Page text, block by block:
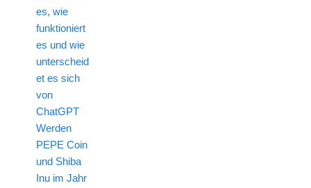
es, wie
funktioniert
es und wie
unterscheid
et es sich
von
ChatGPT
Werden
PEPE Coin
und Shiba
Inu im Jahr